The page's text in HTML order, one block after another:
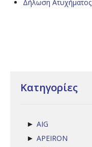
Δήλωση Ατυχήματος
Κατηγορίες
► AIG
► APEIRON